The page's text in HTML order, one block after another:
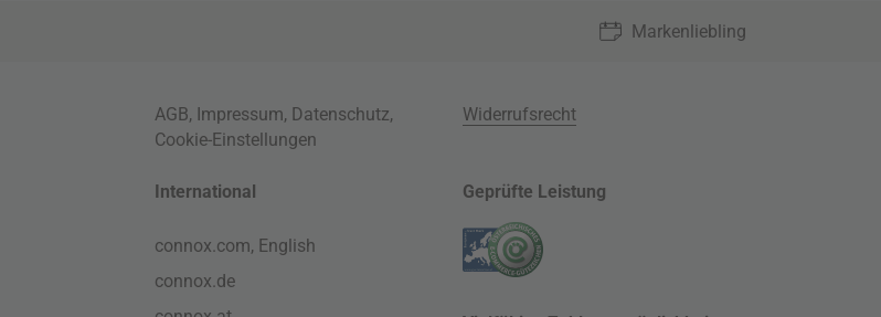
Markenliebling
AGB, Impressum, Datenschutz,
Cookie-Einstellungen
Widerrufsrecht
International
connox.com, English
connox.de
Geprüfte Leistung